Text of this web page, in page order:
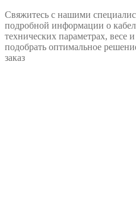
Свяжитесь с нашими
подробной информации о
технических параметрах,
подобрать оптимальное
заказ